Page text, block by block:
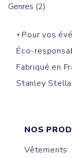
Genres (2)
Pour vos
Éco-
Fabriqué en
Stanley Stella
Sweats à
CRUISER
NOS
Vêtements